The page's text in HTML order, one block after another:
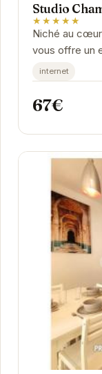
Studio
★★★★★
Niché au
vous offre un
confortable.
profiter...
internet
67€